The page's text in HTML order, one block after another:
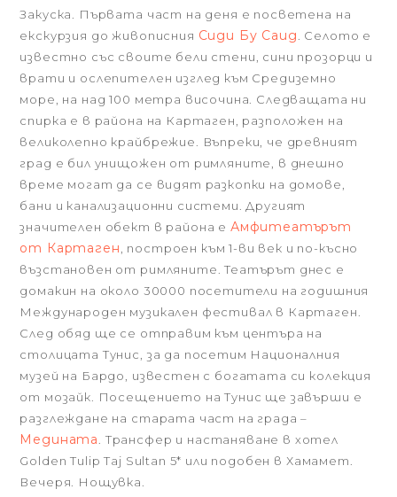
Закуска. Първата част на деня е посветена на
екскурзия до живописния Сиди Бу Саид
. Селото е
известно със своите бели стени, сини прозорци и
врати и ослепителен изглед към Средиземно
море, на над 100 метра височина. Следващата ни
спирка е в района на Картаген, разположен на
великолепно крайбрежие. Въпреки, че древният
град е бил унищожен от римляните, в днешно
време могат да се видят разкопки на домове,
бани и канализационни системи. Другият
значителен обект в района е Амфитеатърът
от Картаген
, построен към 1-ви век и по-късно
възстановен от римляните. Театърът днес е
домакин на около 30000 посетители на годишния
Международен музикален фестивал в Картаген.
След обяд ще се отправим към центъра на
столицата Тунис, за да посетим Националния
музей на Бардо, известен с богатата си колекция
от мозайк. Посещението на Тунис ще завърши е
разглеждане на старата част на града –
Медината
. Трансфер и настаняване в хотел
Golden Tulip Taj Sultan 5* или подобен в Хамамет.
Вечеря. Нощувка.